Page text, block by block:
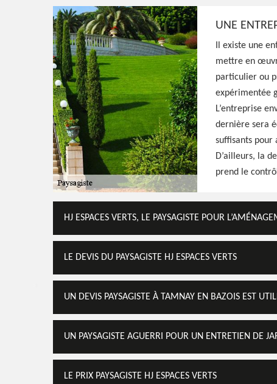
Voir Nos Realisations Contactez-Nous!
UNE
Il existe une
mettre en
particulier ou
expérimentée
L’entreprise
dernière sera
suffisants pour
D’ailleurs, la
prend le
HJ ESPACES VERTS, LE PAYSAGISTE POUR
LE DEVIS DU PAYSAGISTE HJ ESPACES VERTS
UN DEVIS PAYSAGISTE À TAMNAY EN BAZOIS EST
UN PAYSAGISTE AGUERRI POUR UN ENTRETIEN DE
LE PRIX PAYSAGISTE HJ ESPACES VERTS